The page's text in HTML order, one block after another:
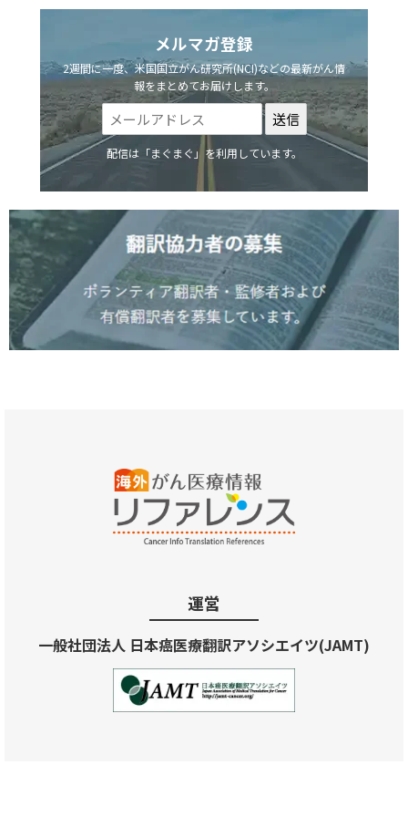
メルマガ登録
2週間に一度、米国国立がん研究所(NCI)などの最新がん情
報をまとめてお届けします。
配信は「まぐまぐ」を利用しています。
運営
一般社団法人 日本癌医療翻訳アソシエイツ(JAMT)